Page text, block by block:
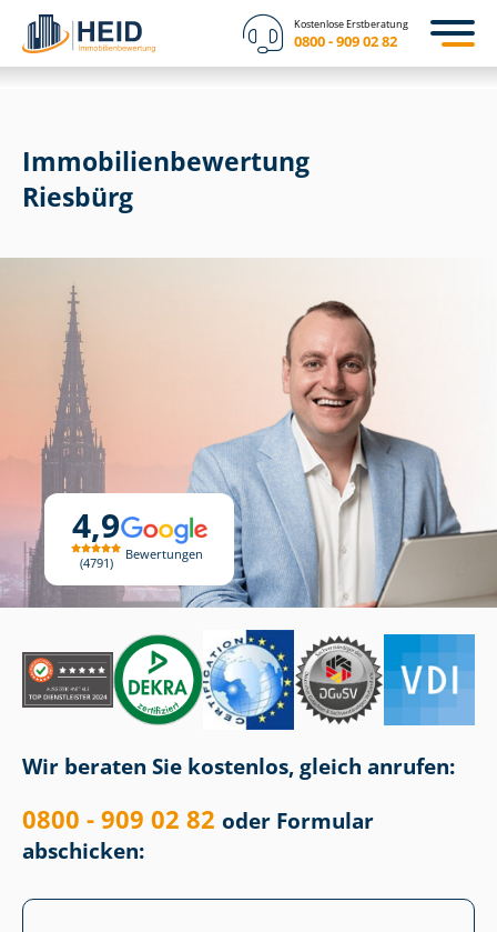
Kostenlose Erstberatung
0800 - 909 02 82
4,9
4791
Bewertungen
Immobilien­bewertung
Riesbürg
Wir beraten Sie kostenlos, gleich anrufen:
0800 - 909 02 82 oder Formular
abschicken: